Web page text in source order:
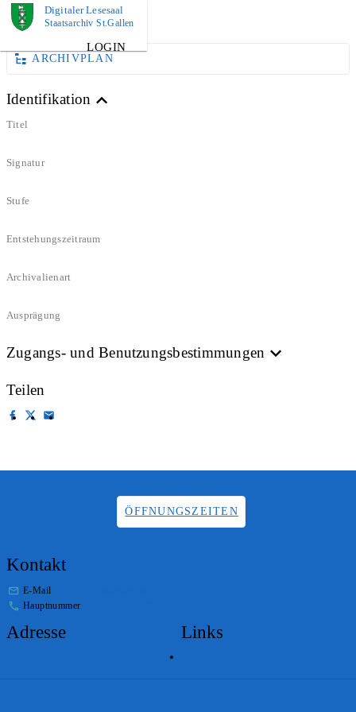
Digitaler Lesesaal
Staatsarchiv St.Gallen
LOGIN
DOKUMENT
ARCHIVPLAN
Identifikation
Titel
Signatur
Stufe
Entstehungszeitraum
Archivalienart
Ausprägung
Zugangs- und Benutzungsbestimmungen
Teilen
ÖFFNUNGSZEITEN
Kontakt
E-Mail
Hauptnummer
Adresse Links